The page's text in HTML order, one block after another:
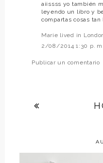
aiissss yo también
leyendo un libro y
compartas cosas tan
Marie lived in
2/08/2014 1:30 p. m.
Publicar un comentario